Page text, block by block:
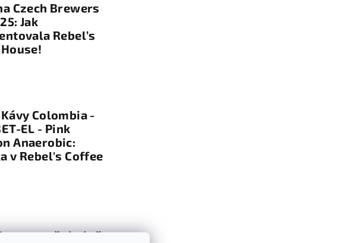
Czech Brewers
Jak
Rebel’s
Colombia -
EL - Pink
Anaerobic:
v Rebel's Coffee
na pěsí zóně v